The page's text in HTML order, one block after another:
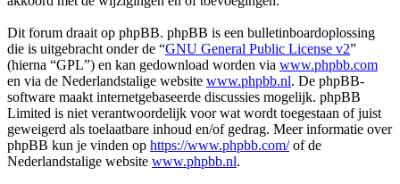
Dit forum draait op phpBB. phpBB is een bulletinboardoplossing
die is uitgebracht onder de “GNU General Public License v2”
(hierna “GPL”) en kan gedownload worden via www.phpbb.com
en via de Nederlandstalige website www.phpbb.nl. De phpBB-
software maakt internetgebaseerde discussies mogelijk. phpBB
Limited is niet verantwoordelijk voor wat wordt toegestaan of juist
geweigerd als toelaatbare inhoud en/of gedrag. Meer informatie over
phpBB kun je vinden op https://www.phpbb.com/of de
Nederlandstalige website www.phpbb.nl.